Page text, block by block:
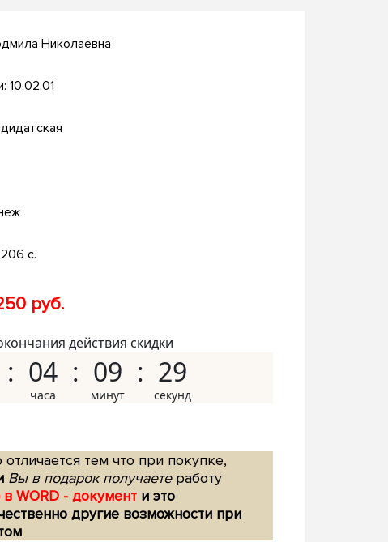
Николаевна
10.02.01
206 с.
руб.
действия скидки
04 09 28
тем что при покупке,
Вы в подарок получаетеработу
WORD - документ и это
другие возможности при